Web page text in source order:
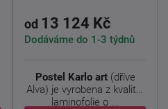
od 13 124 Kč
Dodáváme do 1-3 týdnů
Postel Karlo art (dříve
Alva) je vyrobena z kvalitní
laminofolie o ...